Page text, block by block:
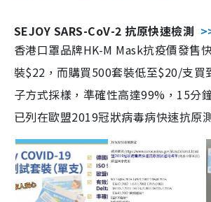
SEJOY SARS-CoV-2 抗原快速檢測
香港口罩品牌HK-M Mask抗疫價發售
裝$22，而購買500套裝低至$20/支買
子方式採樣，準確性高達99%，15分
已列在歐盟2019冠狀病毒病快速抗原